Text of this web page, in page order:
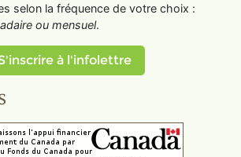
selon la fréquence de votre choix :
ou mensuel.
à l'infolettre